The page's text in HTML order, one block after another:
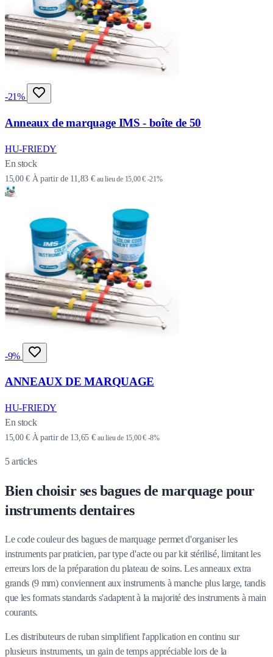
-21%
Anneaux de marquage IMS - boîte de 50
HU-FRIEDY
En stock
15,00 € À partir de 11,83 € au lieu de 15,00 € -21%
-9%
ANNEAUX DE MARQUAGE
HU-FRIEDY
En stock
15,00 € À partir de 13,65 € au lieu de 15,00 € -8%
5articles
Bien choisir ses bagues de marquage pour
instruments dentaires
Le code couleur des bagues de marquage permet d'organiser les
instruments par praticien, par type d'acte ou par kit stérilisé, limitant les
erreurs lors de la préparation du plateau de soins. Les anneaux extra
grands (9 mm) conviennent aux instruments à manche plus large, tandis
que les formats standards s'adaptent à la majorité des instruments à main
courants.
Les distributeurs de ruban simplifient l'application en continu sur
plusieurs instruments, un gain de temps appréciable lors de la